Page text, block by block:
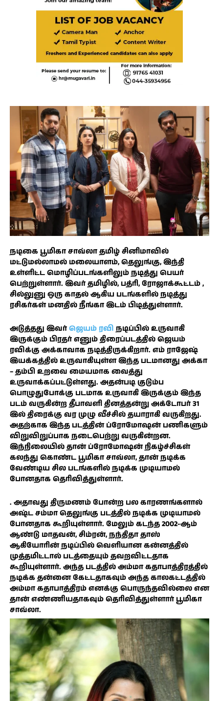
நடிகை பூமிகா சாவ்லா தமிழ் சினிமாவில்
மட்டுமல்லாமல் மலையாளம், தெலுங்கு, இந்தி
உள்ளிட்ட மொழிப்படங்களிலும் நடித்து பெயர்
பெற்றுள்ளார். இவர் தமிழில், பத்ரி, ரோஜாக்கூட்டம் ,
சில்லுனு ஒரு காதல் ஆகிய படங்களில் நடித்து
ரசிகர்கள் மனதில் நீங்கா இடம் பிடித்துள்ளார்.
அடுத்தது இவர்ஜெயம் ரவி நடிப்பில் உருவாகி
இருக்கும் பிரதர் எனும் திரைப்படத்தில் ஜெயம்
ரவிக்கு அக்காவாக நடித்திருக்கிறார். எம் ராஜேஷ்
இயக்கத்தில் உருவாகியுள்ள இந்த படமானது அக்கா
– தம்பி உறவை மையமாக வைத்து
உருவாக்கப்பட்டுள்ளது. அதன்படி குடும்ப
பொழுதுபோக்கு படமாக உருவாகி இருக்கும் இந்த
படம் வருகின்ற தீபாவளி தினத்தன்று அக்டோபர் 31
இல் திரைக்கு வர முழு வீச்சில் தயாராகி வருகிறது.
அதற்காக இந்த படத்தின் ப்ரோமோஷன் பணிகளும்
விறுவிறுப்பாக நடைபெற்று வருகின்றன.
இந்நிலையில் தான் ப்ரோமோஷன் நிகழ்ச்சிகள்
கலந்து கொண்ட பூமிகா சாவ்லா, தான் நடிக்க
வேண்டிய சில படங்களில் நடிக்க முடியாமல்
போனதாக தெரிவித்துள்ளார்.
. அதாவது திருமணம் போன்ற பல காரணங்களால்
அஷ்ட சம்மா தெலுங்கு படத்தில் நடிக்க முடியாமல்
போனதாக கூறியுள்ளார். மேலும் கடந்த 2002-ஆம்
ஆண்டு மாதவன், சிம்ரன், நந்திதா தாஸ்
ஆகியோரின் நடிப்பில் வெளியான கன்னத்தில்
முத்தமிட்டால் படத்தையும் தவறவிட்டதாக
கூறியுள்ளார். அந்த படத்தில் அம்மா கதாபாத்திரத்தில்
நடிக்க தன்னை கேட்டதாகவும் அந்த காலகட்டத்தில்
அம்மா கதாபாத்திரம் எனக்கு பொருந்தவில்லை என
தான் எண்ணியதாகவும் தெரிவித்துள்ளார் பூமிகா
சாவ்லா.